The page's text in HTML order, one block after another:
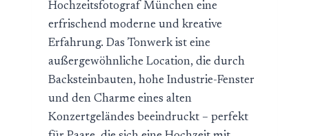
Hochzeitsfotograf München eine
erfrischend moderne und kreative
Erfahrung. Das Tonwerk ist eine
außergewöhnliche Location, die durch
Backsteinbauten, hohe Industrie-Fenster
und den Charme eines alten
Konzertgeländes beeindruckt – perfekt